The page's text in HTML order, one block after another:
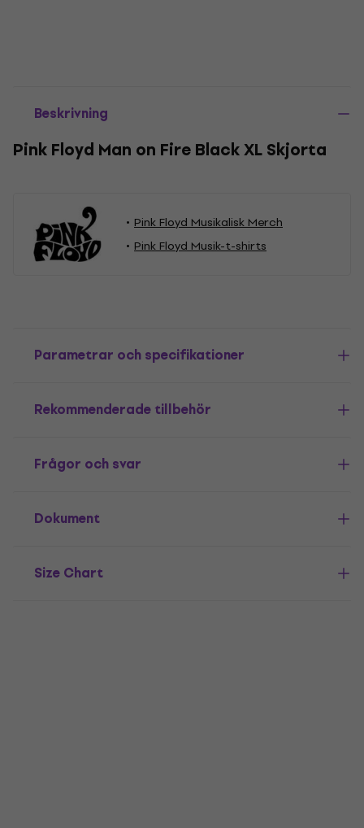
Beskrivning
Pink Floyd Man on Fire Black XL Skjorta
Pink Floyd Musikalisk Merch
Pink Floyd Musik-t-shirts
Parametrar och specifikationer
Rekommenderade tillbehör
Frågor och svar
Dokument
Size Chart